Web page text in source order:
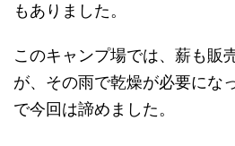
もありました。
このキャンプ場では、薪も販
が、その雨で乾燥が必要にな
で今回は諦めました。